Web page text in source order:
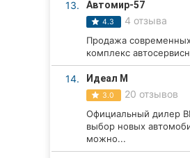
Карпаты13. Автомир-57
4.3 4 отзыва
Продажа
комплекс
14. Идеал М
3.0 20 отзывов
Официальный дилер
выбор новых
можно...